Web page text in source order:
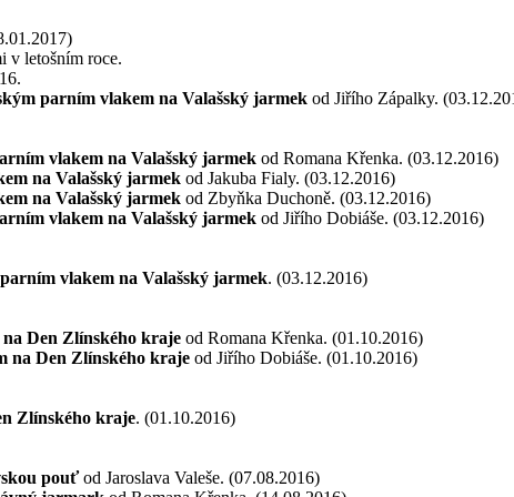
v letošním roce.
parním vlakem na Valašský jarmek od Jiřího Zápalky.
vlakem na Valašský jarmek od Romana Křenka. (03.12.2016)
na Valašský jarmek od Jakuba Fialy. (03.12.2016)
na Valašský jarmek od Zbyňka Duchoně. (03.12.2016)
vlakem na Valašský jarmek od Jiřího Dobiáše. (03.12.2016)
vlakem na Valašský jarmek. (03.12.2016)
Den Zlínského kraje od Romana Křenka. (01.10.2016)
na Den Zlínského kraje od Jiřího Dobiáše. (01.10.2016)
Zlínského kraje. (01.10.2016)
pouťod Jaroslava Valeše. (07.08.2016)